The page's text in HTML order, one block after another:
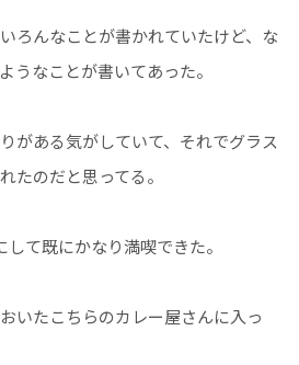
ろんなことが書かれていたけど、な
うなことが書いてあった。
がある気がしていて、それでグラス
たのだと思ってる。
て既にかなり満喫できた。
いたこちらのカレー屋さんに入っ